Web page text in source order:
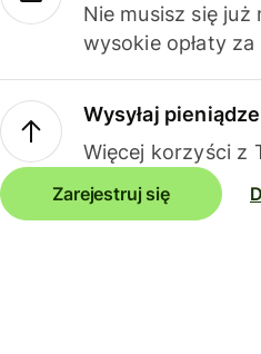
Nie musisz się
wysokie opłaty
Wysyłaj
Więcej korzyści z
Zarejestruj się